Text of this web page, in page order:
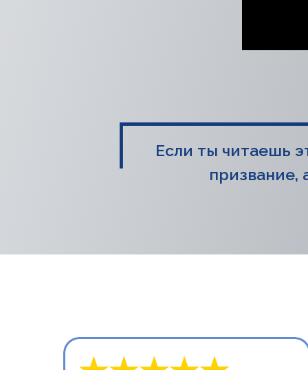
Если ты читаешь
призвание,